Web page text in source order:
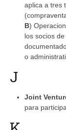
aplica a tres
B)
los socios
o
J
Joint
para